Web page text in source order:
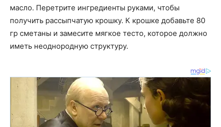
масло. Перетрите ингредиенты руками, чтобы
получить рассыпчатую крошку. К крошке добавьте 80
гр сметаны и замесите мягкое тесто, которое должно
иметь неоднородную структуру.